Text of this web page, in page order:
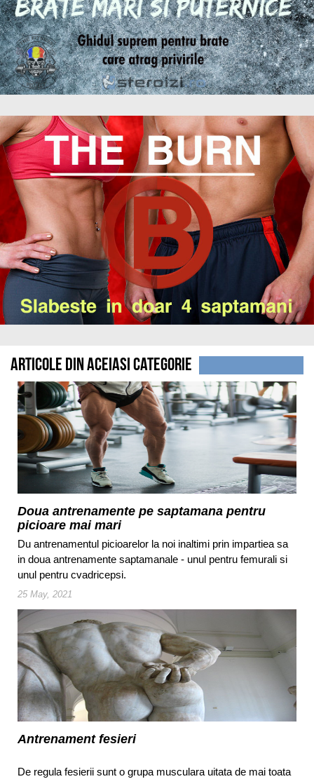
Articole din aceiasi categorie
Doua antrenamente pe saptamana pentru
picioare mai mari
Du antrenamentul picioarelor la noi inaltimi prin impartiea sa
in doua antrenamente saptamanale - unul pentru femurali si
unul pentru cvadricepsi.
25 May, 2021
Antrenament fesieri
De regula fesierii sunt o grupa musculara uitata de mai toata